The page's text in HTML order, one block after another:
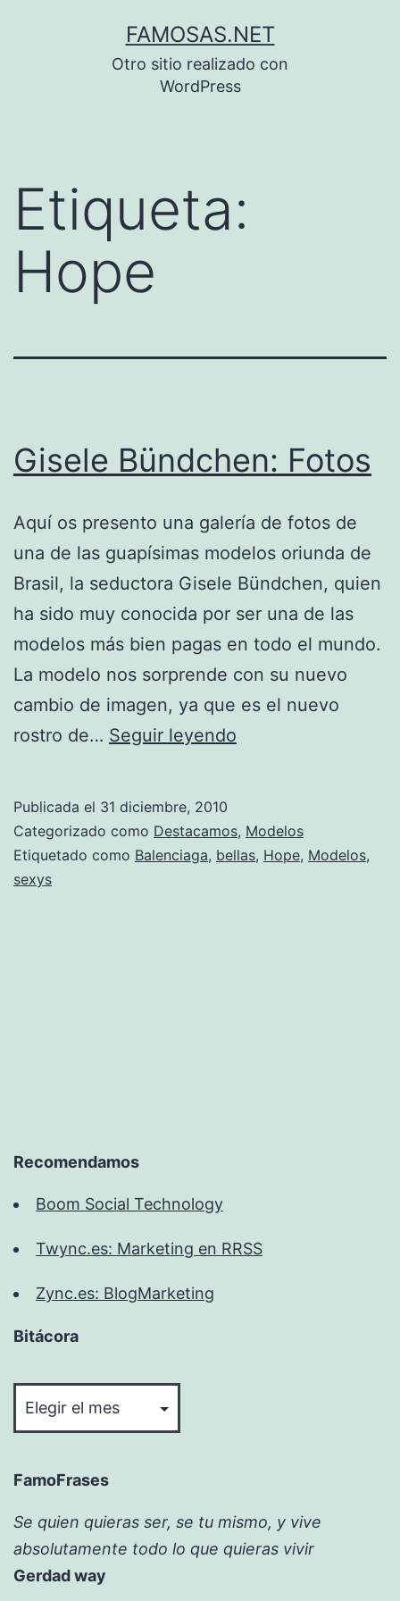
FAMOSAS.NET
Otro sitio realizado con
WordPress
Etiqueta:
Hope
Gisele Bündchen: Fotos
Aquí os presento una galería de fotos de
una de las guapísimas modelos oriunda de
Brasil, la seductora Gisele Bündchen, quien
ha sido muy conocida por ser una de las
modelos más bien pagas en todo el mundo.
La modelo nos sorprende con su nuevo
cambio de imagen, ya que es el nuevo
rostro de… Seguir leyendo
Publicada el 31 diciembre, 2010
Categorizado como Destacamos, Modelos
Etiquetado como Balenciaga, bellas, Hope, Modelos,
sexys
Recomendamos
Boom Social Technology
Twync.es: Marketing en RRSS
Zync.es: BlogMarketing
Bitácora
FamoFrases
Se quien quieras ser, se tu mismo, y vive
absolutamente todo lo que quieras vivir
Gerdad way